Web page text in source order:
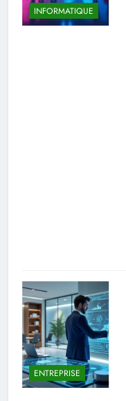
INFORMATIQUE
ENTREPRISE